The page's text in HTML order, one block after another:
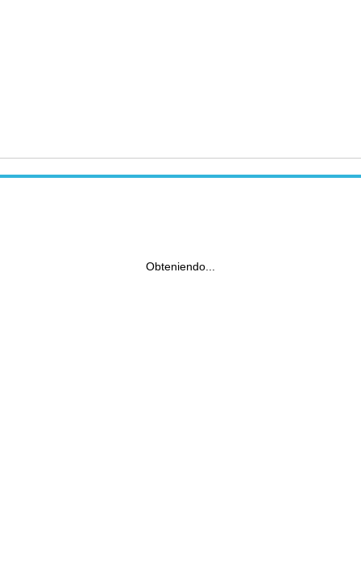
Obteniendo...